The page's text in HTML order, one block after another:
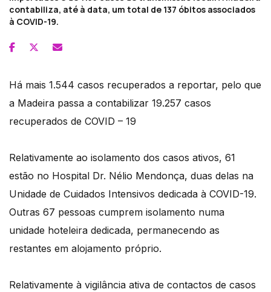
contabiliza, até à data, um total de 137 óbitos associados
à COVID-19.
Há mais 1.544 casos recuperados a reportar, pelo que
a Madeira passa a contabilizar 19.257 casos
recuperados de COVID – 19
Relativamente ao isolamento dos casos ativos, 61
estão no Hospital Dr. Nélio Mendonça, duas delas na
Unidade de Cuidados Intensivos dedicada à COVID-19.
Outras 67 pessoas cumprem isolamento numa
unidade hoteleira dedicada, permanecendo as
restantes em alojamento próprio.
Relativamente à vigilância ativa de contactos de casos